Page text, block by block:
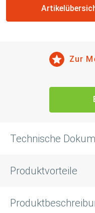
Zur
Technische
Produktvorteile